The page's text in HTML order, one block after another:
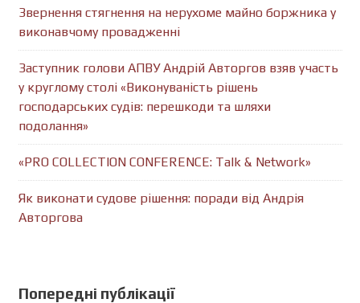
Звернення стягнення на нерухоме майно боржника у
виконавчому провадженні
Заступник голови АПВУ Андрій Авторгов взяв участь
у круглому столі «Виконуваність рішень
господарських судів: перешкоди та шляхи
подолання»
«PRO COLLECTION CONFERENCE: Talk & Network»
Як виконати судове рішення: поради від Андрія
Авторгова
Попередні публікації